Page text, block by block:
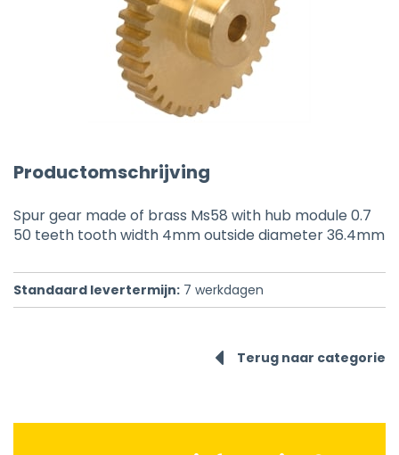
Productomschrijving
Spur gear made of brass Ms58 with hub module 0.7
50 teeth tooth width 4mm outside diameter 36.4mm
Standaard levertermijn: 7 werkdagen
Terug naar categorie